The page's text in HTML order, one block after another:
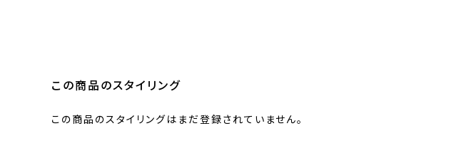
この商品のスタイリング
この商品のスタイリングはまだ登録されていません。